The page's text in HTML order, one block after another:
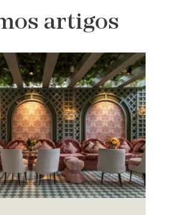
artigos